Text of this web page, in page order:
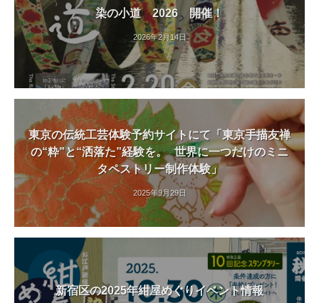
染の小道 2026 開催！
2026年2月14日
東京の伝統工芸体験予約サイトにて「東京手描友禅
の“粋”と“洒落た”経験を。 世界に一つだけのミニ
タペストリー制作体験」
2025年9月29日
新宿区の2025年紺屋めぐりイベント情報